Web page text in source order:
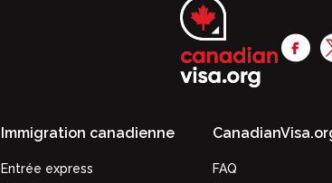
Immigration canadienne
Entrée express
FAQ